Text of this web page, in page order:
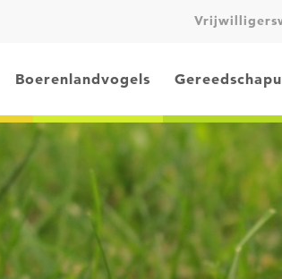
Boerenlandvogels